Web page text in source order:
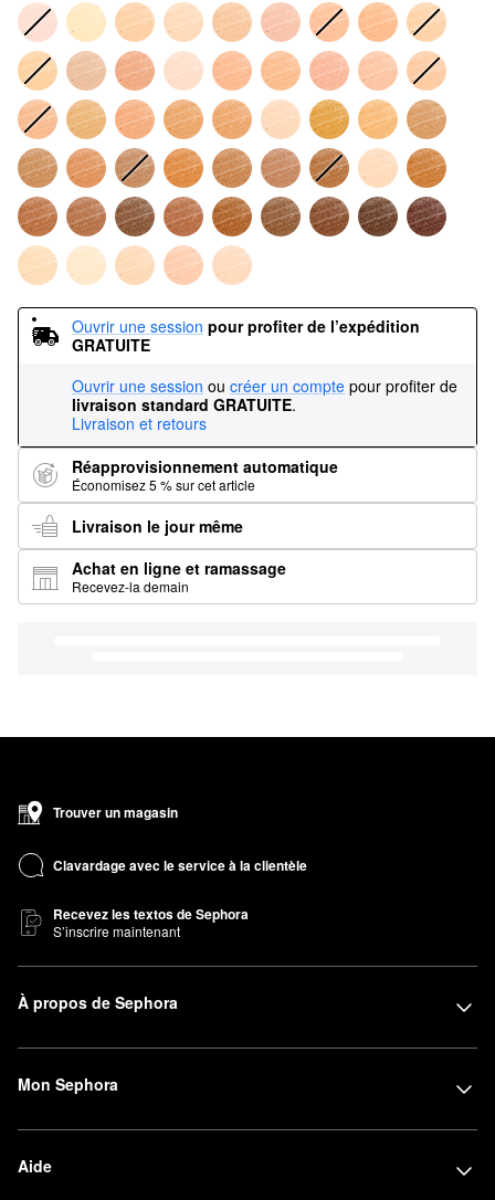
Ouvrir une session pour profiter de l’expédition
GRATUITE
Ouvrir une session ou créer un compte pour profiter de
livraison standard GRATUITE.
Livraison et retours
Réapprovisionnement automatique
Économisez 5 % sur cet article
Livraison le jour même
Achat en ligne et ramassage
Recevez-la demain
Trouver un magasin
Clavardage avec le service à la clientèle
Recevez les textos de Sephora
S’inscrire maintenant
À propos de Sephora
Mon Sephora
Aide